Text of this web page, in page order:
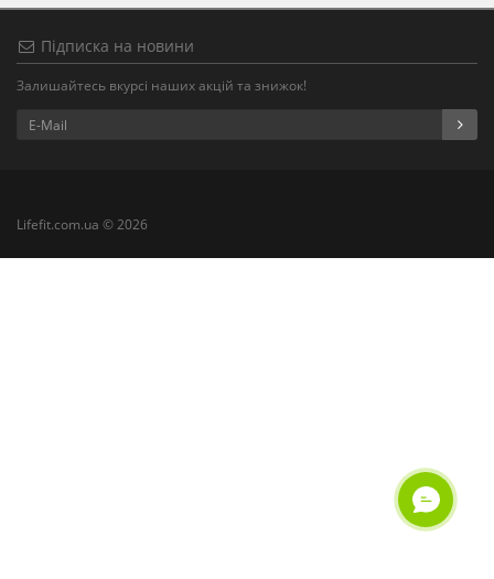
Підписка на новини
Залишайтесь вкурсі наших акцій та знижок!
Lifefit.com.ua © 2026